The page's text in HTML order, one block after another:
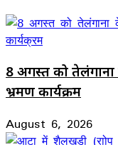
8 अगस्त को तेलंगाना
भ्रमण कार्यक्रम
August 6, 2026